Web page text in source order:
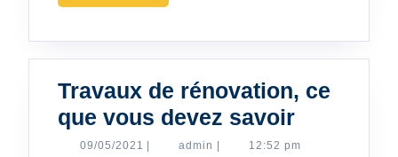
MORE
Travaux de rénovation, ce
que vous devez savoirTravaux
de
09/05/2021 09/05/2021
admin admin 12:52 pm